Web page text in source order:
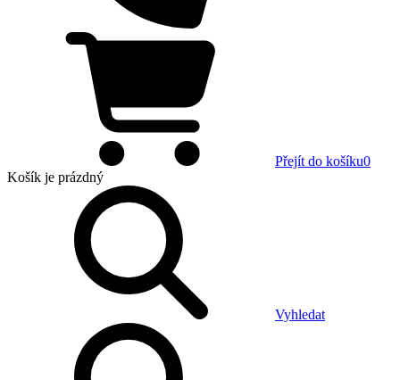
Přejít do košíku0
Košík je prázdný
Vyhledat